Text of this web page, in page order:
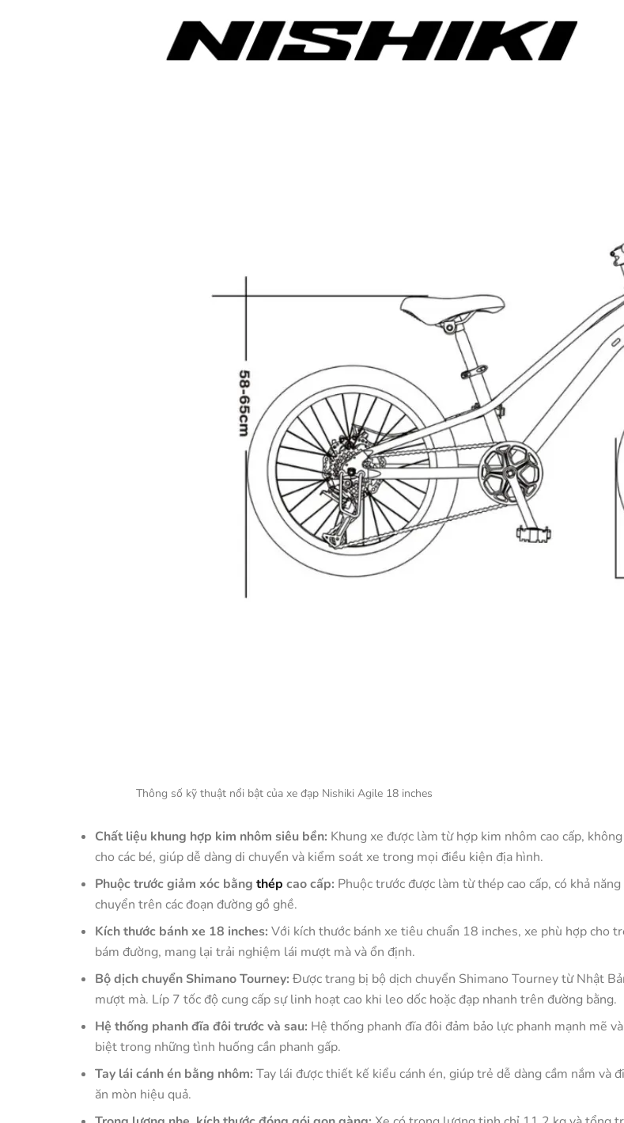
Thông số kỹ thuật nổi bật của xe đạp Nishiki Agile 18 inches
Chất liệu khung hợp kim nhôm siêu bền: Khung xe được làm từ hợp kim nhôm cao cấp,
cho các bé, giúp dễ dàng di chuyển và kiểm soát xe trong mọi điều kiện địa hình.
Phuộc trước giảm xóc bằng thép cao cấp: Phuộc trước được làm từ thép cao cấp, có khả
chuyển trên các đoạn đường gồ ghề.
Kích thước bánh xe 18 inches: Với kích thước bánh xe tiêu chuẩn 18 inches, xe phù hợp
bám đường, mang lại trải nghiệm lái mượt mà và ổn định.
Bộ dịch chuyển Shimano Tourney: Được trang bị bộ dịch chuyển Shimano Tourney từ Nhật
mượt mà. Líp 7 tốc độ cung cấp sự linh hoạt cao khi leo dốc hoặc đạp nhanh trên đường bằng.
Hệ thống phanh đĩa đôi trước và sau: Hệ thống phanh đĩa đôi đảm bảo lực phanh mạnh mẽ
biệt trong những tình huống cần phanh gấp.
Tay lái cánh én bằng nhôm: Tay lái được thiết kế kiểu cánh én, giúp trẻ dễ dàng cầm nắm và
ăn mòn hiệu quả.